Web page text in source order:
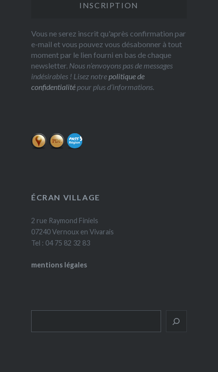
Vous ne serez inscrit qu'après confirmation par
e-mail et vous pouvez vous désabonner à tout
moment par le lien fourni en bas de chaque
newsletter. Nous n’envoyons pas de messages
indésirables ! Lisez notrepolitique de
confidentialitépour plus d’informations.
ÉCRAN VILLAGE
2 rue Raymond Finiels
07240 Vernoux en Vivarais
Tel : 04 75 82 32 83
mentions légales